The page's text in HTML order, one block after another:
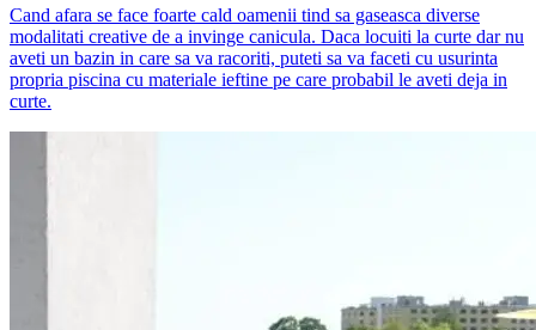
Cand afara se face foarte cald oamenii tind sa gaseasca diverse
modalitati creative de a invinge canicula. Daca locuiti la curte dar nu
aveti un bazin in care sa va racoriti, puteti sa va faceti cu usurinta
propria piscina cu materiale ieftine pe care probabil le aveti deja in
curte.